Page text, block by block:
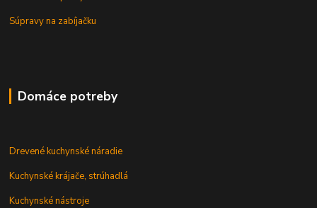
Súpravy na zabíjačku
Domáce potreby
Drevené kuchynské náradie
Kuchynské krájače, strúhadlá
Kuchynské nástroje